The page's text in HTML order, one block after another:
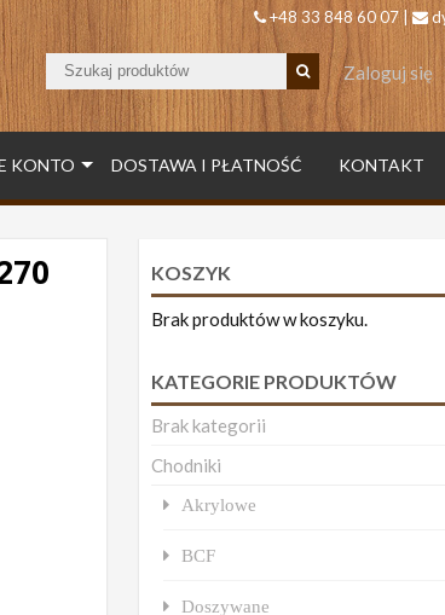
+48 33 848 60 07 |
Zaloguj się
KONTO DOSTAWA I PŁATNOŚĆ KONTAKT
KOSZYK
Brak produktów w koszyku.
KATEGORIE PRODUKTÓW
Brak kategorii
Chodniki
Akrylowe
BCF
Doszywane